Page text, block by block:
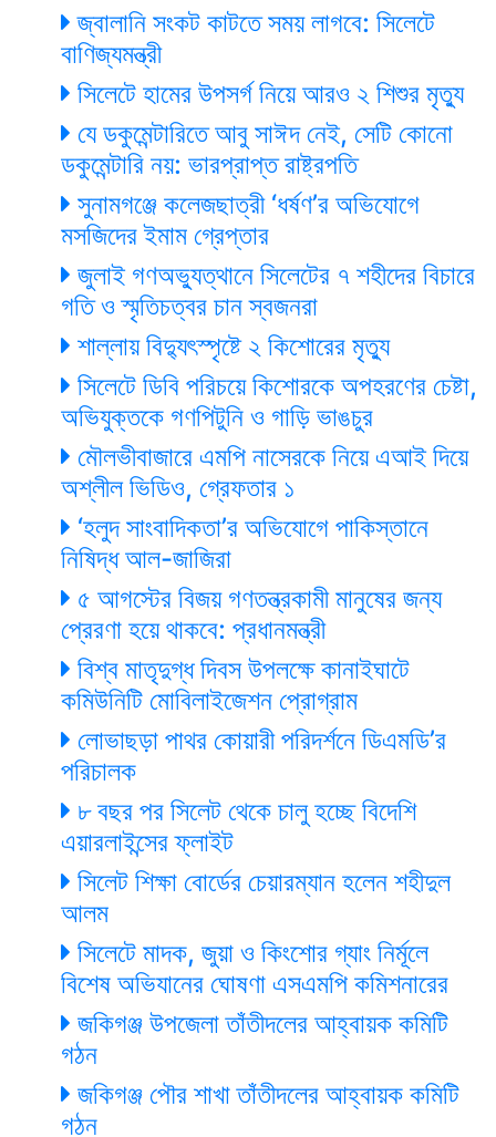
জ্বালানি সংকট কাটতে সময় লাগবে: সিলেটে
বাণিজ্যমন্ত্রী
সিলেটে হামের উপসর্গ নিয়ে আরও ২ শিশুর মৃত্যু
যে ডকুমেন্টারিতে আবু সাঈদ নেই, সেটি কোনো
ডকুমেন্টারি নয়: ভারপ্রাপ্ত রাষ্ট্রপতি
সুনামগঞ্জে কলেজছাত্রী ‘ধর্ষণ’র অভিযোগে
মসজিদের ইমাম গ্রেপ্তার
জুলাই গণঅভ্যুত্থানে সিলেটের ৭ শহীদের বিচারে
গতি ও স্মৃতিচত্বর চান স্বজনরা
শাল্লায় বিদ্যুৎস্পৃষ্টে ২ কিশোরের মৃত্যু
সিলেটে ডিবি পরিচয়ে কিশোরকে অপহরণের চেষ্টা,
অভিযুক্তকে গণপিটুনি ও গাড়ি ভাঙচুর
মৌলভীবাজারে এমপি নাসেরকে নিয়ে এআই দিয়ে
অশ্লীল ভিডিও, গ্রেফতার ১
‘হলুদ সাংবাদিকতা’র অভিযোগে পাকিস্তানে
নিষিদ্ধ আল-জাজিরা
৫ আগস্টের বিজয় গণতন্ত্রকামী মানুষের জন্য
প্রেরণা হয়ে থাকবে: প্রধানমন্ত্রী
বিশ্ব মাতৃদুগ্ধ দিবস উপলক্ষে কানাইঘাটে
কমিউনিটি মোবিলাইজেশন প্রোগ্রাম
লোভাছড়া পাথর কোয়ারী পরিদর্শনে ডিএমডি’র
পরিচালক
৮ বছর পর সিলেট থেকে চালু হচ্ছে বিদেশি
এয়ারলাইন্সের ফ্লাইট
সিলেট শিক্ষা বোর্ডের চেয়ারম্যান হলেন শহীদুল
আলম
সিলেটে মাদক, জুয়া ও কিংশোর গ্যাং নির্মূলে
বিশেষ অভিযানের ঘোষণা এসএমপি কমিশনারের
জকিগঞ্জ উপজেলা তাঁতীদলের আহ্বায়ক কমিটি
গঠন
জকিগঞ্জ পৌর শাখা তাঁতীদলের আহ্বায়ক কমিটি
গঠন